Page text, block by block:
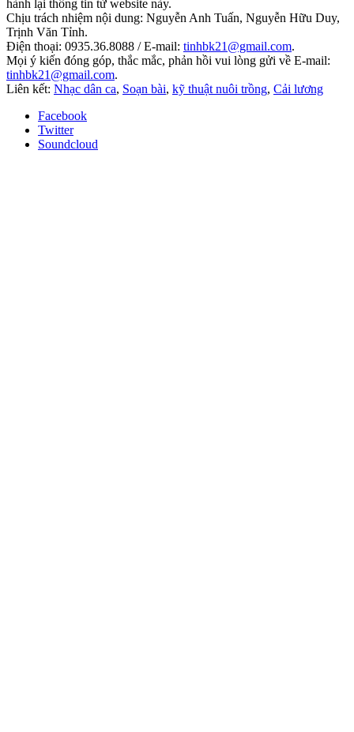
hành lại thông tin từ website này.
Chịu trách nhiệm nội dung: Nguyễn Anh Tuấn, Nguyễn Hữu Duy,
Trịnh Văn Tỉnh.
Điện thoại: 0935.36.8088 / E-mail: tinhbk21@gmail.com.
Mọi ý kiến đóng góp, thắc mắc, phản hồi vui lòng gửi về E-mail:
tinhbk21@gmail.com.
Liên kết: Nhạc dân ca, Soạn bài, kỹ thuật nuôi trồng, Cải lương
Facebook
Twitter
Soundcloud